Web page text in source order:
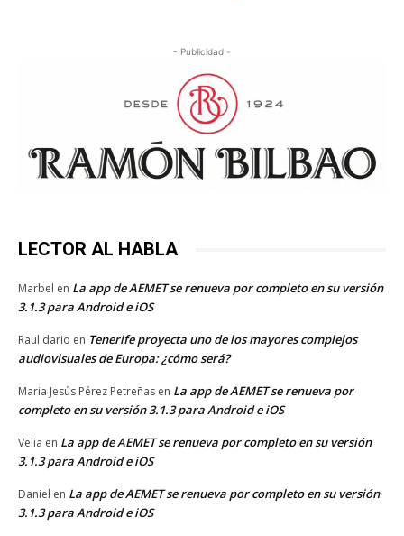
- Publicidad -
LECTOR AL HABLA
Marbel en La app de AEMET se renueva por completo en su versión
3.1.3 para Android e iOS
Raul dario en Tenerife proyecta uno de los mayores complejos
audiovisuales de Europa: ¿cómo será?
Maria Jesús Pérez Petreñas en La app de AEMET se renueva por
completo en su versión 3.1.3 para Android e iOS
Velia en La app de AEMET se renueva por completo en su versión
3.1.3 para Android e iOS
Daniel en La app de AEMET se renueva por completo en su versión
3.1.3 para Android e iOS